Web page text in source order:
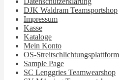
DJK Waldram Teamsportshop
Impressum
Kasse
Kataloge
Mein Konto
OS-Streitschlichtungsplattform
Sample Page
SC Lenggries Teamwearshop